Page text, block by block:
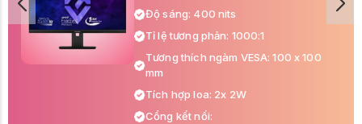
Độ sáng: 400 nits
Tỉ lệ tương phản: 1000:1
Tương thích ngàm VESA: 100 x 100
mm
Tích hợp loa: 2x 2W
Cổng kết nối: